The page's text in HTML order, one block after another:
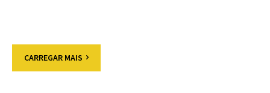
CARREGAR MAIS